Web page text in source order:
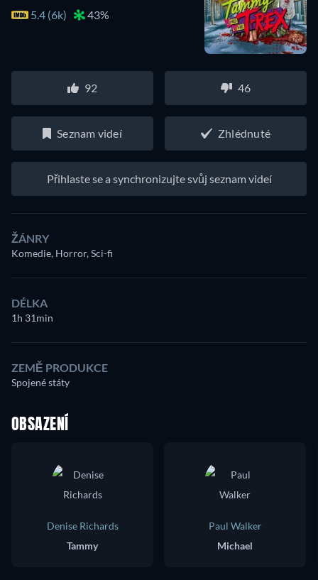
5.4 (6k) 43%
92 46
Seznam videí Zhlédnuté
Přihlaste se a synchronizujte svůj seznam videí
ŽÁNRY
Komedie, Horror, Sci-fi
DÉLKA
1h 31min
ZEMĚ PRODUKCE
Spojené státy
OBSAZENÍ
Denise Richards
Tammy
Paul Walker
Michael